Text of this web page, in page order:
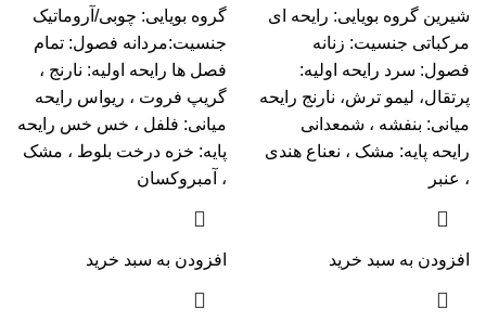
شیرین گروه بویایی: رایحه ای
مرکباتی جنسیت: زنانه
فصول: سرد رایحه اولیه:
پرتقال، لیمو ترش، نارنج رایحه
میانی: بنفشه ، شمعدانی
رایحه پایه: مشک ، نعناع هندی
، عنبر
افزودن به سبد خرید
گروه بویایی: چوبی/آروماتیک
جنسیت:مردانه فصول: تمام
فصل ها رایحه اولیه: نارنج ،
گریپ فروت ، ریواس رایحه
میانی: فلفل ، خس خس رایحه
پایه: خزه درخت بلوط ، مشک
، آمبروکسان
افزودن به سبد خرید